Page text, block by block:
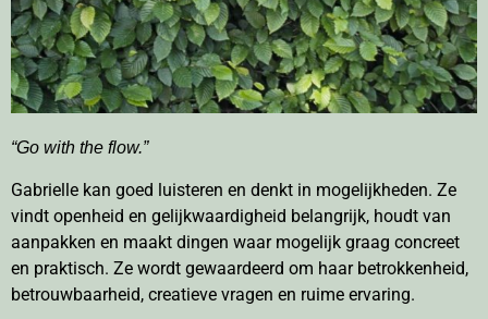
“Go with the flow.”
Gabrielle kan goed luisteren en denkt in mogelijkheden. Ze
vindt openheid en gelijkwaardigheid belangrijk, houdt van
aanpakken en maakt dingen waar mogelijk graag concreet
en praktisch. Ze wordt gewaardeerd om haar betrokkenheid,
betrouwbaarheid, creatieve vragen en ruime ervaring.